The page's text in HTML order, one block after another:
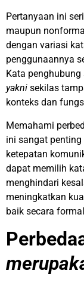
Pertanyaan ini
maupun
dengan variasi
penggunaannya
Kata penghubung
yakni sekilas
konteks dan
Memahami
ini sangat
ketepatan
dapat memilih
menghindari
meningkatkan
baik secara